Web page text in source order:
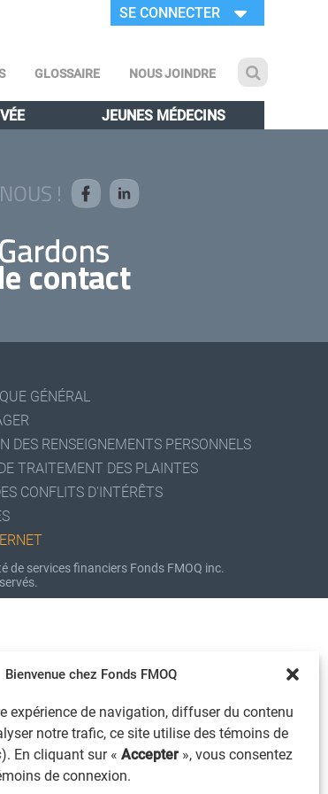
Bienvenue chez Fonds FMOQ
expérience de navigation, diffuser du contenu
notre trafic, ce site utilise des témoins de
). En cliquant sur « Accepter », vous consentez
de connexion.
SE CONNECTER
GLOSSAIRE NOUS JOINDRE
JEUNES MÉDECINS
!
GÉNÉRAL
DES RENSEIGNEMENTS PERSONNELS
TRAITEMENT DES PLAINTES
CONFLITS D'INTÉRÊTS
de services financiers Fonds FMOQ inc.